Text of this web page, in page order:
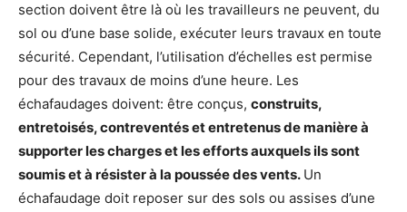
section doivent être là où les travailleurs ne peuvent, du
sol ou d’une base solide, exécuter leurs travaux en toute
sécurité. Cependant, l’utilisation d’échelles est permise
pour des travaux de moins d’une heure. Les
échafaudages doivent: être conçus, construits,
entretoisés, contreventés et entretenus de manière à
supporter les charges et les efforts auxquels ils sont
soumis et à résister à la poussée des vents. Un
échafaudage doit reposer sur des sols ou assises d’une